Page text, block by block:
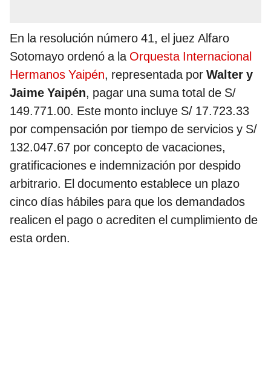
En la resolución número 41, el juez Alfaro
Sotomayo ordenó a la Orquesta Internacional
Hermanos Yaipén, representada por Walter y
Jaime Yaipén, pagar una suma total de S/
149.771.00. Este monto incluye S/ 17.723.33
por compensación por tiempo de servicios y S/
132.047.67 por concepto de vacaciones,
gratificaciones e indemnización por despido
arbitrario. El documento establece un plazo
cinco días hábiles para que los demandados
realicen el pago o acrediten el cumplimiento de
esta orden.